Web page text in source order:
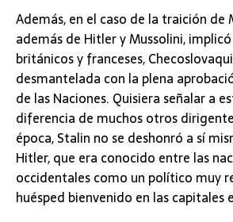
Además, en el caso de la traición de
además de Hitler y Mussolini,
británicos y franceses,
desmantelada con la plena
de las Naciones. Quisiera señalar a
diferencia de muchos otros
época, Stalin no se deshonró a sí
Hitler, que era conocido entre las
occidentales como un político muy
huésped bienvenido en las capitales